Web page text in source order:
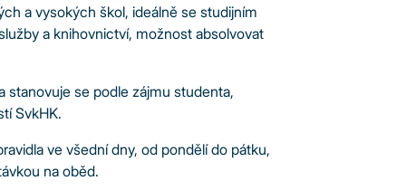
a vysokých škol, ideálně se studijním
a knihovnictví, možnost absolvovat
stanovuje se podle zájmu studenta,
SvkHK.
ve všední dny, od pondělí do pátku,
na oběd.